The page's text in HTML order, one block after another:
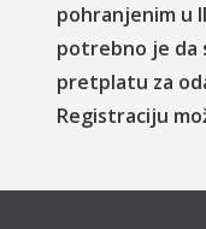
pohranjenim u
potrebno je da
pretplatu za
Registraciju